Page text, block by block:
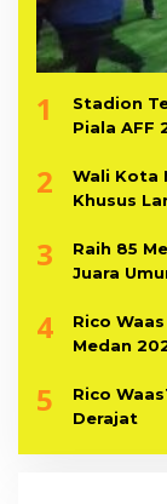
1
Stadion
Piala AFF
2
Wali Kota
Khusus
3
Raih 85
Juara
4
Rico
Medan
5
Rico
Derajat